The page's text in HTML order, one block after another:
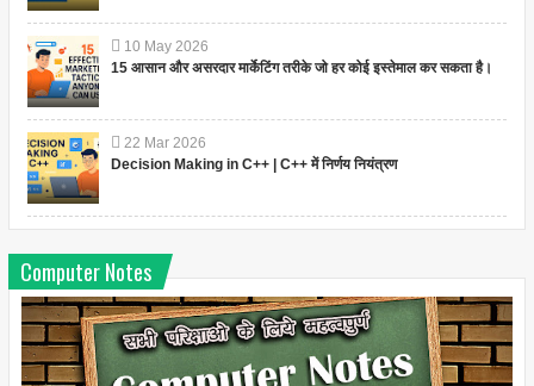
10 May 2026
15 आसान और असरदार मार्केटिंग तरीके जो हर कोई इस्तेमाल कर सकता है।
22 Mar 2026
Decision Making in C++ | C++ में निर्णय नियंत्रण
Computer Notes